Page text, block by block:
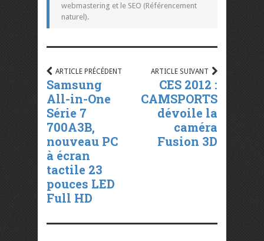
webmastering et le SEO (Référencement
naturel).
ARTICLE PRÉCÉDENT
Samsung
All-in-One
Série 7
700A3B,
nouveau PC
à écran
tactile 23
pouces LED
Full HD
ARTICLE SUIVANT
CES 2012 :
CAMSPORTS
dévoile la
caméra
Fusion 3D